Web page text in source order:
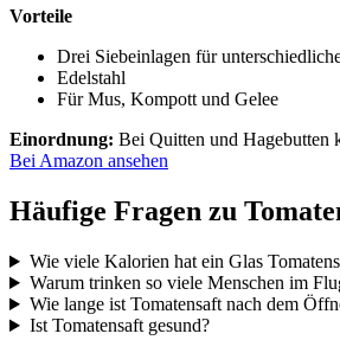
Vorteile
Drei Siebeinlagen für
Edelstahl
Für Mus, Kompott und Gelee
Einordnung: Bei Quitten und Hagebutten
Bei Amazon ansehen
Häufige Fragen zu
Wie viele Kalorien hat ein Glas
Warum trinken so viele Menschen im
Wie lange ist Tomatensaft nach dem
Ist Tomatensaft gesund?